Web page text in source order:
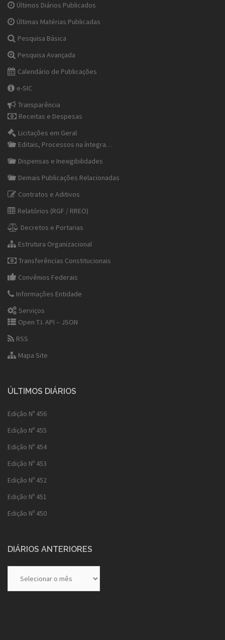
Últimos Diários Publicados
Últimas Matérias Publicadas
Pesquisa Básica
Pesquisa Avançada
Calendário de Publicações
e-SIC
Transparência
Receitas e Despesas
Licitações em Geral
Editais, Processos na íntegra…
Dispensas e Inexigibilidades
Demais Publicações Relacionadas
Contratos e Aditivos
Relatórios (RGF / RREO)
Decretos e Portarias
Estrutura Organizacional
Transferências Constitucionais
Convênios Federais
Informações Entidade
Serviços
Open T.I. API – JSON
RSS
Mapa Site
ÚLTIMOS DIÁRIOS
Edição Nº 456
Edição Nº 455
Edição Nº 454
Edição Nº 453
Edição Nº 452
Edição Nº 451
Edição Nº 450
DIÁRIOS ANTERIORES
Anteriores